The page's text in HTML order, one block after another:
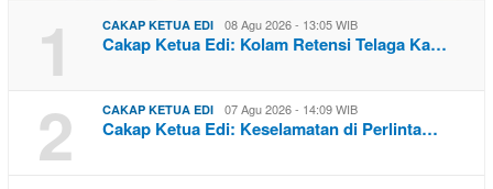
1 CAKAP KETUA EDI 08 Agu 2026 - 13:05 WIB
Cakap Ketua Edi: Kolam Retensi Telaga Ka…
2 CAKAP KETUA EDI 07 Agu 2026 - 14:09 WIB
Cakap Ketua Edi: Keselamatan di Perlinta…